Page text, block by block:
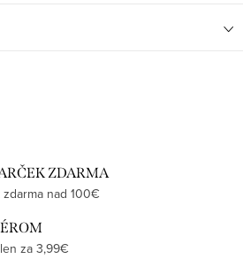
ZDARMA
nad 100€
za 3,99€